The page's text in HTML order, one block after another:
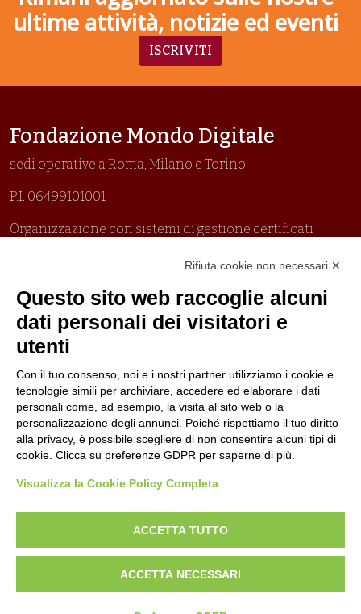
ultime attività, notizie ed eventi
ISCRIVITI
Fondazione Mondo Digitale
sedi operative a Roma, Milano e Torino
P.I. 06499101001
Organizzazione con sistemi di gestione certificati
Politica per la parità di genere
Politica antibullismo
Piè di pagina
Contatti
Lavora con noi
Amministrazione
Seguici su
Rifiuta cookie non necessari ✕
Questo sito web raccoglie alcuni
dati personali dei visitatori e
utenti
Con il tuo consenso, noi e i nostri partner utilizziamo i cookie e
tecnologie simili per archiviare, accedere ed elaborare i dati
personali come, ad esempio, la visita al sito web o la
personalizzazione degli annunci. Poiché rispettiamo il tuo diritto
alla privacy, è possibile scegliere di non consentire alcuni tipi di
cookie. Clicca su preferenze GDPR per saperne di più.
Visualizza la Cookie Policy Completa
ACCETTA TUTTO
ACCETTA NECESSARI